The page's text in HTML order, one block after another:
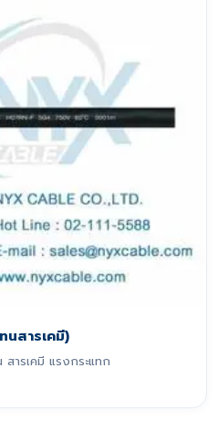
นสารเคมี)
ารเคมี แรงกระแทก